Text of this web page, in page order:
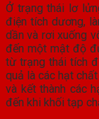
Ở trạng thái lơ
điện tích dương,
dần và rơi xuống
đến một mật độ
từ trạng thái tích
quả là các hạt
và kết thành các
đến khi khối tạp